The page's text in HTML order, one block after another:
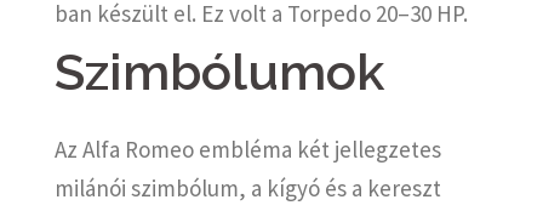
ban készült el. Ez volt a Torpedo 20–30 HP.
Szimbólumok
Az Alfa Romeo embléma két jellegzetes
milánói szimbólum, a kígyó és a kereszt